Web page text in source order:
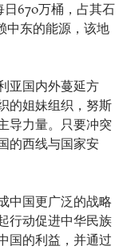
670万桶，占其石
中东的能源，该地
亚国内外蔓延方
的姐妹组织，努斯
导力量。只要冲突
的西线与国家安
中国更广泛的战略
行动促进中华民族
国的利益，并通过